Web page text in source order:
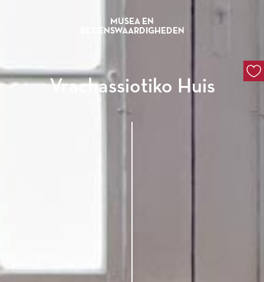
MUSEA EN
BEZIENSWAARDIGHEDEN
Vrachassiotiko Huis